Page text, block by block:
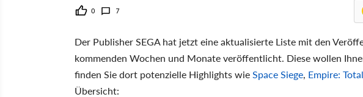
0 7
Der Publisher SEGA hat jetzt eine aktualisierte Liste mit den
kommenden Wochen und Monate veröffentlicht. Diese wollen
finden Sie dort potenzielle Highlights wieSpace Siege, Empire:
Übersicht: